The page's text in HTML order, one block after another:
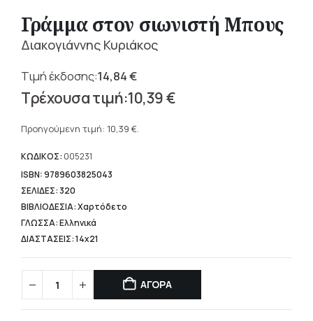
Γράμμα στον σιωνιστή Μπους
Διακογιάννης Κυριάκος
14,84€
Original
price
14,84 €.
10,39€
τρέχουσα
είναι:
10,39 €.
Προηγούμενη τιμή: 10,39 €.
ΚΩΔΙΚΟΣ: 005231
ISBN: 9789603825043
ΣΕΛΙΔΕΣ: 320
ΒΙΒΛΙΟΔΕΣΙΑ: Χαρτόδετο
ΓΛΩΣΣΑ: Ελληνικά
ΔΙΑΣΤΑΣΕΙΣ: 14x21
ΑΓΟΡΑ